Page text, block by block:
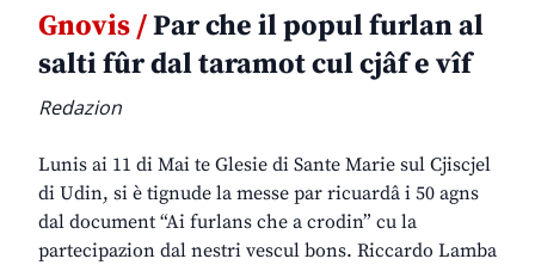
Gnovis /Par che il popul furlan al
salti fûr dal taramot cul cjâf e vîf
Redazion
Lunis ai 11 di Mai te Glesie di Sante Marie sul Cjiscjel
di Udin, si è tignude la messe par ricuardâ i 50 agns
dal document “Ai furlans che a crodin” cu la
partecipazion dal nestri vescul bons. Riccardo Lamba